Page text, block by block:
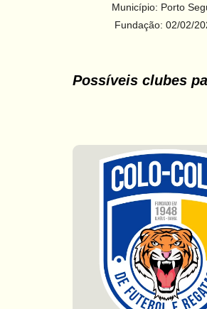
Município: Porto
Fundação: 02/02/
Possíveis clubes